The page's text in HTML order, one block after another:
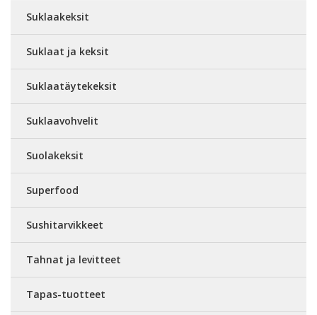
Suklaakeksit
Suklaat ja keksit
Suklaatäytekeksit
Suklaavohvelit
Suolakeksit
Superfood
Sushitarvikkeet
Tahnat ja levitteet
Tapas-tuotteet